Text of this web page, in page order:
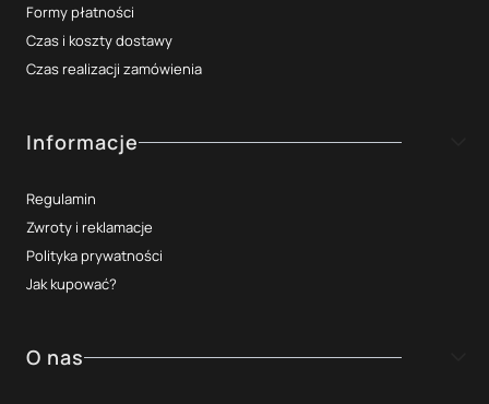
Formy płatności
Czas i koszty dostawy
Czas realizacji zamówienia
Informacje
Regulamin
Zwroty i reklamacje
Polityka prywatności
Jak kupować?
O nas